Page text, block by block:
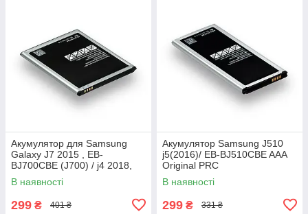
Акумулятор для Samsung
Galaxy J7 2015 , EB-
BJ700CBE (J700) / j4 2018,
3000 mAh Original PRC
В наявності
299 ₴ 401 ₴
Акумулятор Samsung J510
j5(2016)/ EB-BJ510CBE AAA
Original PRC
В наявності
299 ₴ 331 ₴